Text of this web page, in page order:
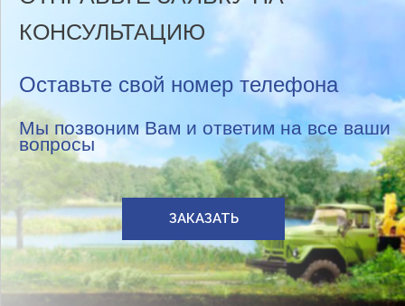
КОНСУЛЬТАЦИЮ
Оставьте свой номер телефона
Мы позвоним Вам и ответим на все ваши
вопросы
ЗАКАЗАТЬ